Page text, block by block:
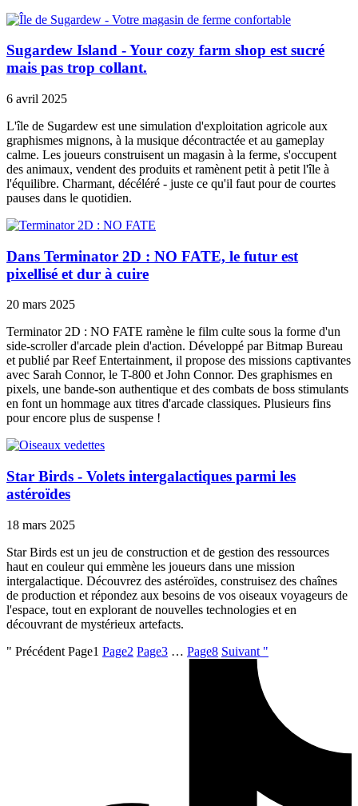
Sugardew Island - Your cozy farm shop est sucré
mais pas trop collant.
6 avril 2025
L'île de Sugardew est une simulation d'exploitation agricole aux
graphismes mignons, à la musique décontractée et au gameplay
calme. Les joueurs construisent un magasin à la ferme, s'occupent
des animaux, vendent des produits et ramènent petit à petit l'île à
l'équilibre. Charmant, décéléré - juste ce qu'il faut pour de courtes
pauses dans le quotidien.
Dans Terminator 2D : NO FATE, le futur est
pixellisé et dur à cuire
20 mars 2025
Terminator 2D : NO FATE ramène le film culte sous la forme d'un
side-scroller d'arcade plein d'action. Développé par Bitmap Bureau
et publié par Reef Entertainment, il propose des missions captivantes
avec Sarah Connor, le T-800 et John Connor. Des graphismes en
pixels, une bande-son authentique et des combats de boss stimulants
en font un hommage aux titres d'arcade classiques. Plusieurs fins
pour encore plus de suspense !
Star Birds - Volets intergalactiques parmi les
astéroïdes
18 mars 2025
Star Birds est un jeu de construction et de gestion des ressources
haut en couleur qui emmène les joueurs dans une mission
intergalactique. Découvrez des astéroïdes, construisez des chaînes
de production et répondez aux besoins de vos oiseaux voyageurs de
l'espace, tout en explorant de nouvelles technologies et en
découvrant de mystérieux artefacts.
" Précédent Page1 Page2 Page3 … Page8 Suivant "